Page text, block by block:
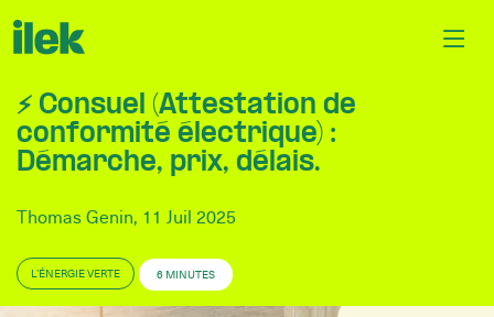
⚡ Consuel (Attestation de
conformité électrique) :
Démarche, prix, délais.
Thomas Genin, 11 Juil 2025
L’ÉNERGIE VERTE 6 MINUTES